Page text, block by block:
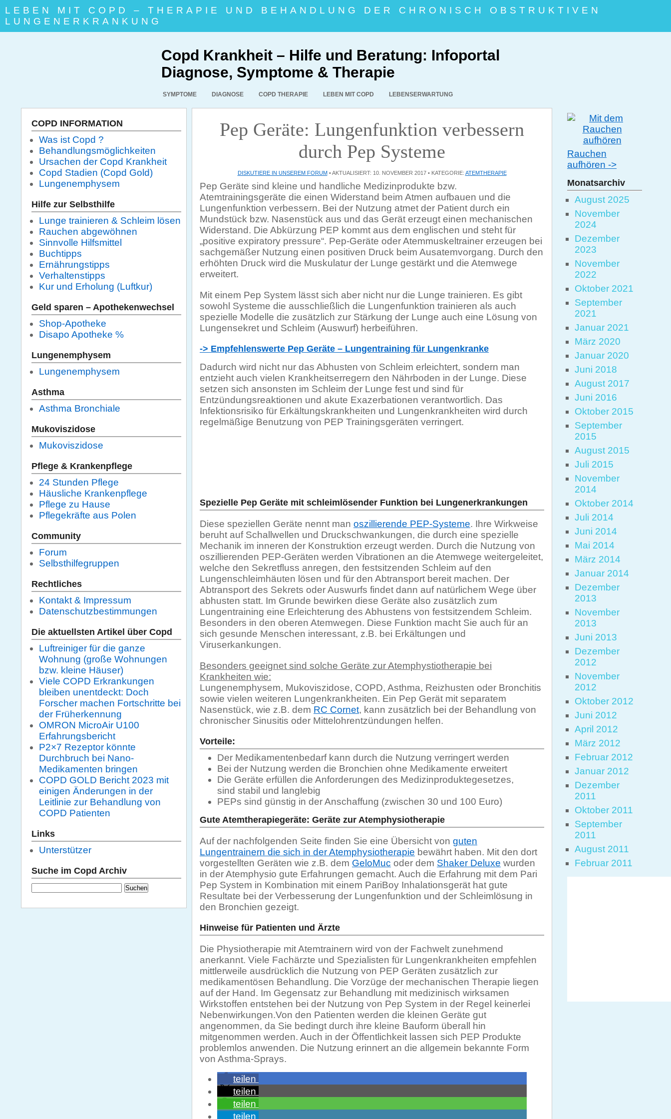
LEBEN MIT COPD – THERAPIE UND BEHANDLUNG DER CHRONISCH OBSTRUKTIVEN
LUNGENERKRANKUNG
Copd Krankheit – Hilfe und Beratung: Infoportal
Diagnose, Symptome & Therapie
SYMPTOME DIAGNOSE COPD THERAPIE LEBEN MIT COPD LEBENSERWARTUNG
Pep Geräte: Lungenfunktion verbessern
durch Pep Systeme
DISKUTIERE IN UNSEREM FORUM• AKTUALISIERT: 10. NOVEMBER 2017 • KATEGORIE: ATEMTHERAPIE
Pep Geräte sind kleine und handliche Medizinprodukte bzw.
Atemtrainingsgeräte die einen Widerstand beim Atmen aufbauen und die
Lungenfunktion verbessern. Bei der Nutzung atmet der Patient durch ein
Mundstück bzw. Nasenstück aus und das Gerät erzeugt einen mechanischen
Widerstand. Die Abkürzung PEP kommt aus dem englischen und steht für
„positive expiratory pressure“. Pep-Geräte oder Atemmuskeltrainer erzeugen bei
sachgemäßer Nutzung einen positiven Druck beim Ausatemvorgang. Durch den
erhöhten Druck wird die Muskulatur der Lunge gestärkt und die Atemwege
erweitert.
Mit einem Pep System lässt sich aber nicht nur die Lunge trainieren. Es gibt
sowohl Systeme die ausschließlich die Lungenfunktion trainieren als auch
spezielle Modelle die zusätzlich zur Stärkung der Lunge auch eine Lösung von
Lungensekret und Schleim (Auswurf) herbeiführen.
-> Empfehlenswerte Pep Geräte – Lungentraining für Lungenkranke
Dadurch wird nicht nur das Abhusten von Schleim erleichtert, sondern man
entzieht auch vielen Krankheitserregern den Nährboden in der Lunge. Diese
setzen sich ansonsten im Schleim der Lunge fest und sind für
Entzündungsreaktionen und akute Exazerbationen verantwortlich. Das
Infektionsrisiko für Erkältungskrankheiten und Lungenkrankheiten wird durch
regelmäßige Benutzung von PEP Trainingsgeräten verringert.
Spezielle Pep Geräte mit schleimlösender Funktion bei Lungenerkrankungen
Diese speziellen Geräte nennt man oszillierende PEP-Systeme. Ihre Wirkweise
beruht auf Schallwellen und Druckschwankungen, die durch eine spezielle
Mechanik im inneren der Konstruktion erzeugt werden. Durch die Nutzung von
oszillierenden PEP-Geräten werden Vibrationen an die Atemwege weitergeleitet,
welche den Sekretfluss anregen, den festsitzenden Schleim auf den
Lungenschleimhäuten lösen und für den Abtransport bereit machen. Der
Abtransport des Sekrets oder Auswurfs findet dann auf natürlichem Wege über
abhusten statt. Im Grunde bewirken diese Geräte also zusätzlich zum
Lungentraining eine Erleichterung des Abhustens von festsitzendem Schleim.
Besonders in den oberen Atemwegen. Diese Funktion macht Sie auch für an
sich gesunde Menschen interessant, z.B. bei Erkältungen und
Viruserkankungen.
Besonders geeignet sind solche Geräte zur Atemphystiotherapie bei
Krankheiten wie:
Lungenemphysem, Mukoviszidose, COPD, Asthma, Reizhusten oder Bronchitis
sowie vielen weiteren Lungenkrankheiten. Ein Pep Gerät mit separatem
Nasenstück, wie z.B. dem RC Cornet, kann zusätzlich bei der Behandlung von
chronischer Sinusitis oder Mittelohrentzündungen helfen.
Vorteile:
Der Medikamentenbedarf kann durch die Nutzung verringert werden
Bei der Nutzung werden die Bronchien ohne Medikamente erweitert
Die Geräte erfüllen die Anforderungen des Medizinproduktegesetzes,
sind stabil und langlebig
PEPs sind günstig in der Anschaffung (zwischen 30 und 100 Euro)
Gute Atemtherapiegeräte: Geräte zur Atemphysiotherapie
Auf der nachfolgenden Seite finden Sie eine Übersicht von guten
Lungentrainern die sich in der Atemphysiotherapie bewährt haben. Mit den dort
vorgestellten Geräten wie z.B. dem GeloMuc oder dem Shaker Deluxe wurden
in der Atemphysio gute Erfahrungen gemacht. Auch die Erfahrung mit dem Pari
Pep System in Kombination mit einem PariBoy Inhalationsgerät hat gute
Resultate bei der Verbesserung der Lungenfunktion und der Schleimlösung in
den Bronchien gezeigt.
Hinweise für Patienten und Ärzte
Die Physiotherapie mit Atemtrainern wird von der Fachwelt zunehmend
anerkannt. Viele Fachärzte und Spezialisten für Lungenkrankheiten empfehlen
mittlerweile ausdrücklich die Nutzung von PEP Geräten zusätzlich zur
medikamentösen Behandlung. Die Vorzüge der mechanischen Therapie liegen
auf der Hand. Im Gegensatz zur Behandlung mit medizinisch wirksamen
Wirkstoffen entstehen bei der Nutzung von Pep System in der Regel keinerlei
Nebenwirkungen.Von den Patienten werden die kleinen Geräte gut
angenommen, da Sie bedingt durch ihre kleine Bauform überall hin
mitgenommen werden. Auch in der Öffentlichkeit lassen sich PEP Produkte
problemlos anwenden. Die Nutzung erinnert an die allgemein bekannte Form
von Asthma-Sprays.
teilen
teilen
teilen
teilen
COPD INFORMATION
Was ist Copd ?
Behandlungsmöglichkeiten
Ursachen der Copd Krankheit
Copd Stadien (Copd Gold)
Lungenemphysem
Hilfe zur Selbsthilfe
Lunge trainieren & Schleim lösen
Rauchen abgewöhnen
Sinnvolle Hilfsmittel
Buchtipps
Ernährungstipps
Verhaltenstipps
Kur und Erholung (Luftkur)
Geld sparen – Apothekenwechsel
Shop-Apotheke
Disapo Apotheke %
Lungenemphysem
Lungenemphysem
Asthma
Asthma Bronchiale
Mukoviszidose
Mukoviszidose
Pflege & Krankenpflege
24 Stunden Pflege
Häusliche Krankenpflege
Pflege zu Hause
Pflegekräfte aus Polen
Community
Forum
Selbsthilfegruppen
Rechtliches
Kontakt & Impressum
Datenschutzbestimmungen
Die aktuellsten Artikel über Copd
Luftreiniger für die ganze
Wohnung (große Wohnungen
bzw. kleine Häuser)
Viele COPD Erkrankungen
bleiben unentdeckt: Doch
Forscher machen Fortschritte bei
der Früherkennung
OMRON MicroAir U100
Erfahrungsbericht
P2×7 Rezeptor könnte
Durchbruch bei Nano-
Medikamenten bringen
COPD GOLD Bericht 2023 mit
einigen Änderungen in der
Leitlinie zur Behandlung von
COPD Patienten
Links
Unterstützer
Suche im Copd Archiv
Suchen
Rauchen
aufhören ->
Monatsarchiv
August 2025
November
2024
Dezember
2023
November
2022
Oktober 2021
September
2021
Januar 2021
März 2020
Januar 2020
Juni 2018
August 2017
Juni 2016
Oktober 2015
September
2015
August 2015
Juli 2015
November
2014
Oktober 2014
Juli 2014
Juni 2014
Mai 2014
März 2014
Januar 2014
Dezember
2013
November
2013
Juni 2013
Dezember
2012
November
2012
Oktober 2012
Juni 2012
April 2012
März 2012
Februar 2012
Januar 2012
Dezember
2011
Oktober 2011
September
2011
August 2011
Februar 2011